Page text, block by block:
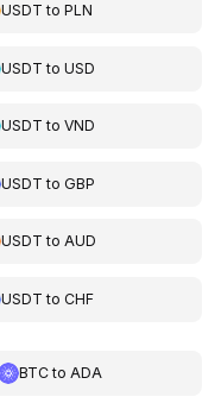
USDT toPLN
USDT toUSD
USDT toVND
USDT toGBP
USDT toAUD
USDT toCHF
BTCto ADA